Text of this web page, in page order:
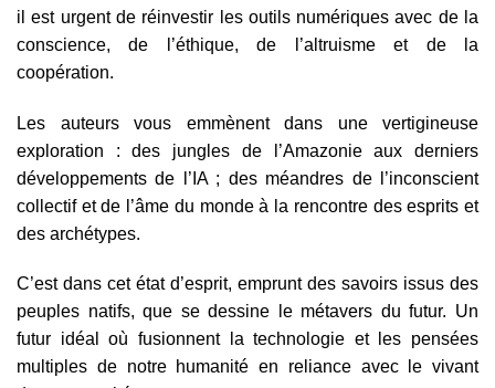
il est urgent de réinvestir les outils numériques avec de la
conscience, de l’éthique, de l’altruisme et de la
coopération.
Les auteurs vous emmènent dans une vertigineuse
exploration : des jungles de l’Amazonie aux derniers
développements de l’IA ; des méandres de l’inconscient
collectif et de l’âme du monde à la rencontre des esprits et
des archétypes.
C’est dans cet état d’esprit, emprunt des savoirs issus des
peuples natifs, que se dessine le métavers du futur. Un
futur idéal où fusionnent la technologie et les pensées
multiples de notre humanité en reliance avec le vivant